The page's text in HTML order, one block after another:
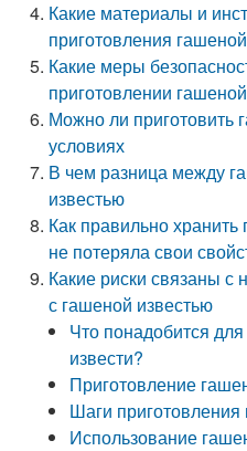
Какие материалы и
приготовления
Какие меры
приготовлении
Можно ли приготовить
условиях
В чем разница между
известью
Как правильно
не потеряла свои
Какие риски связаны
с гашеной известью
Что понадобится
извести?
Приготовление
Шаги приготовления
Использование